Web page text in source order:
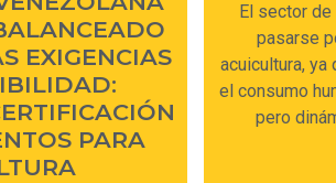
EXIGENCIAS
PARA
El sector
pasarse
acuicultura,
el consumo
pero